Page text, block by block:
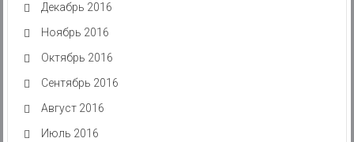
Декабрь 2016
Ноябрь 2016
Октябрь 2016
Сентябрь 2016
Август 2016
Июль 2016